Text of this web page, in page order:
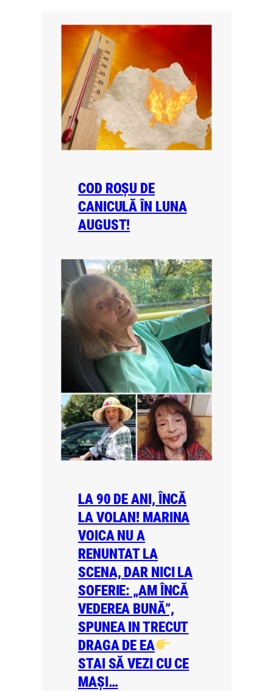
COD ROȘU DE
CANICULĂ ÎN LUNA
AUGUST!
LA 90 DE ANI, ÎNCĂ
LA VOLAN! MARINA
VOICA NU A
RENUNTAT LA
SCENA, DAR NICI LA
SOFERIE: „AM ÎNCĂ
VEDEREA BUNĂ”,
SPUNEA IN TRECUT
DRAGA DE EA
STAI SĂ VEZI CU CE
MAȘI…